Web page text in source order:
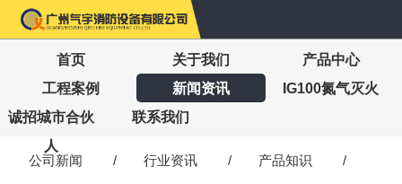
首页 关于我们
产品中心
工程案例
新闻资讯
IG100氮气灭火
诚招城市合伙
人
联系我们
公司新闻 / 行业资讯 / 产品知识 /